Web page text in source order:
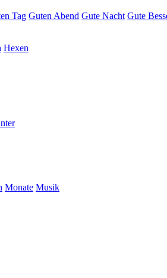
Tag Guten Abend Gute Nacht Gute
Hexen
Monate Musik